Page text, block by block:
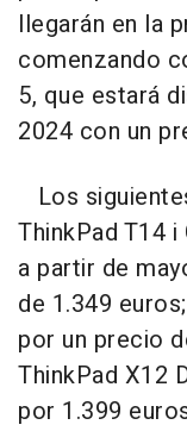
llegarán en la
comenzando
5, que estará
2024 con un
Los
ThinkPad T14
a partir de
de 1.349
por un precio
ThinkPad X12
por 1.399